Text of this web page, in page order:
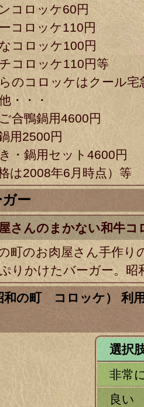
コロッケ60円
コロッケ110円
コロッケ100円
コロッケ110円等
のコロッケはクール宅
・・・
合鴨鍋用4600円
用2500円
・鍋用セット4600円
格は2008年6月時点）等
ー
さんのまかない和牛
町のお肉屋さん手作
りかけたバーガー。昭
の町 コロッケ） 利用
選択
非常
良い